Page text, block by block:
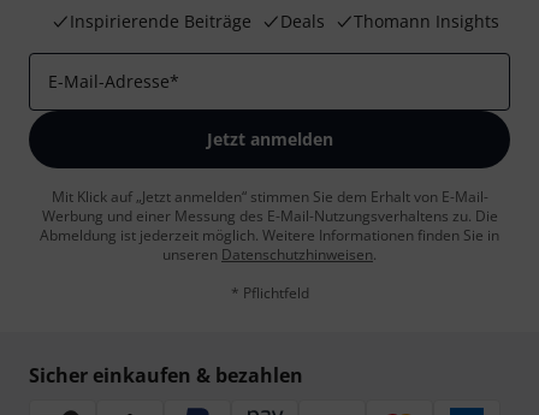
Inspirierende Beiträge
Deals Thomann Insights
E-Mail-Adresse*
Jetzt anmelden
Mit Klick auf „Jetzt anmelden“ stimmen Sie dem Erhalt von E-Mail-
Werbung und einer Messung des E-Mail-Nutzungsverhaltens zu. Die
Abmeldung ist jederzeit möglich. Weitere Informationen finden Sie in
unseren Datenschutzhinweisen.
* Pflichtfeld
Sicher einkaufen & bezahlen